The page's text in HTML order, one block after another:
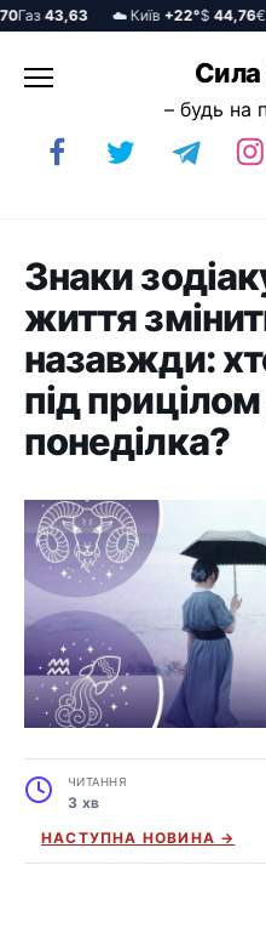
43,63 ☁️ Київ+22°$44,76€
до
– будь на
Знаки
життя
назавжди:
під
понеділка?
ЧИТАННЯ
3 хв
НАСТУПНА НОВИНА →